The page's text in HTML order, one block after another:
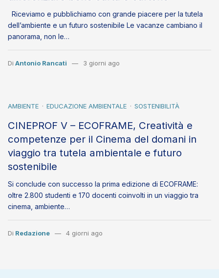
Riceviamo e pubblichiamo con grande piacere per la tutela
dell’ambiente e un futuro sostenibile Le vacanze cambiano il
panorama, non le…
Di Antonio Rancati 3 giorni ago
AMBIENTE EDUCAZIONE AMBIENTALE SOSTENIBILITÀ
CINEPROF V – ECOFRAME, Creatività e
competenze per il Cinema del domani in
viaggio tra tutela ambientale e futuro
sostenibile
Si conclude con successo la prima edizione di ECOFRAME:
oltre 2.800 studenti e 170 docenti coinvolti in un viaggio tra
cinema, ambiente…
Di Redazione 4 giorni ago